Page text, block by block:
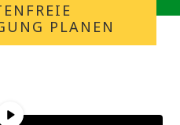
PLANEN